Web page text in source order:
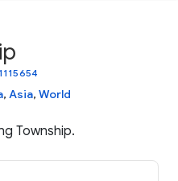
, Asia, World
Township.